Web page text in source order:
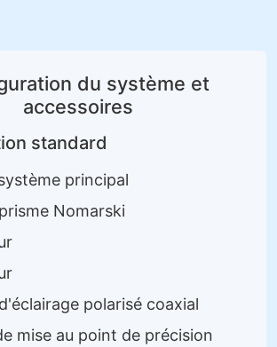
du système et
accessoires
standard
principal
Nomarski
polarisé coaxial
mise au point de précision